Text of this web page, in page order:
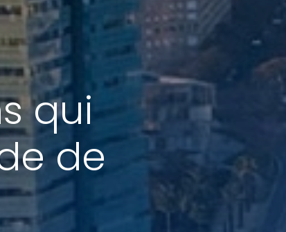
qui
de